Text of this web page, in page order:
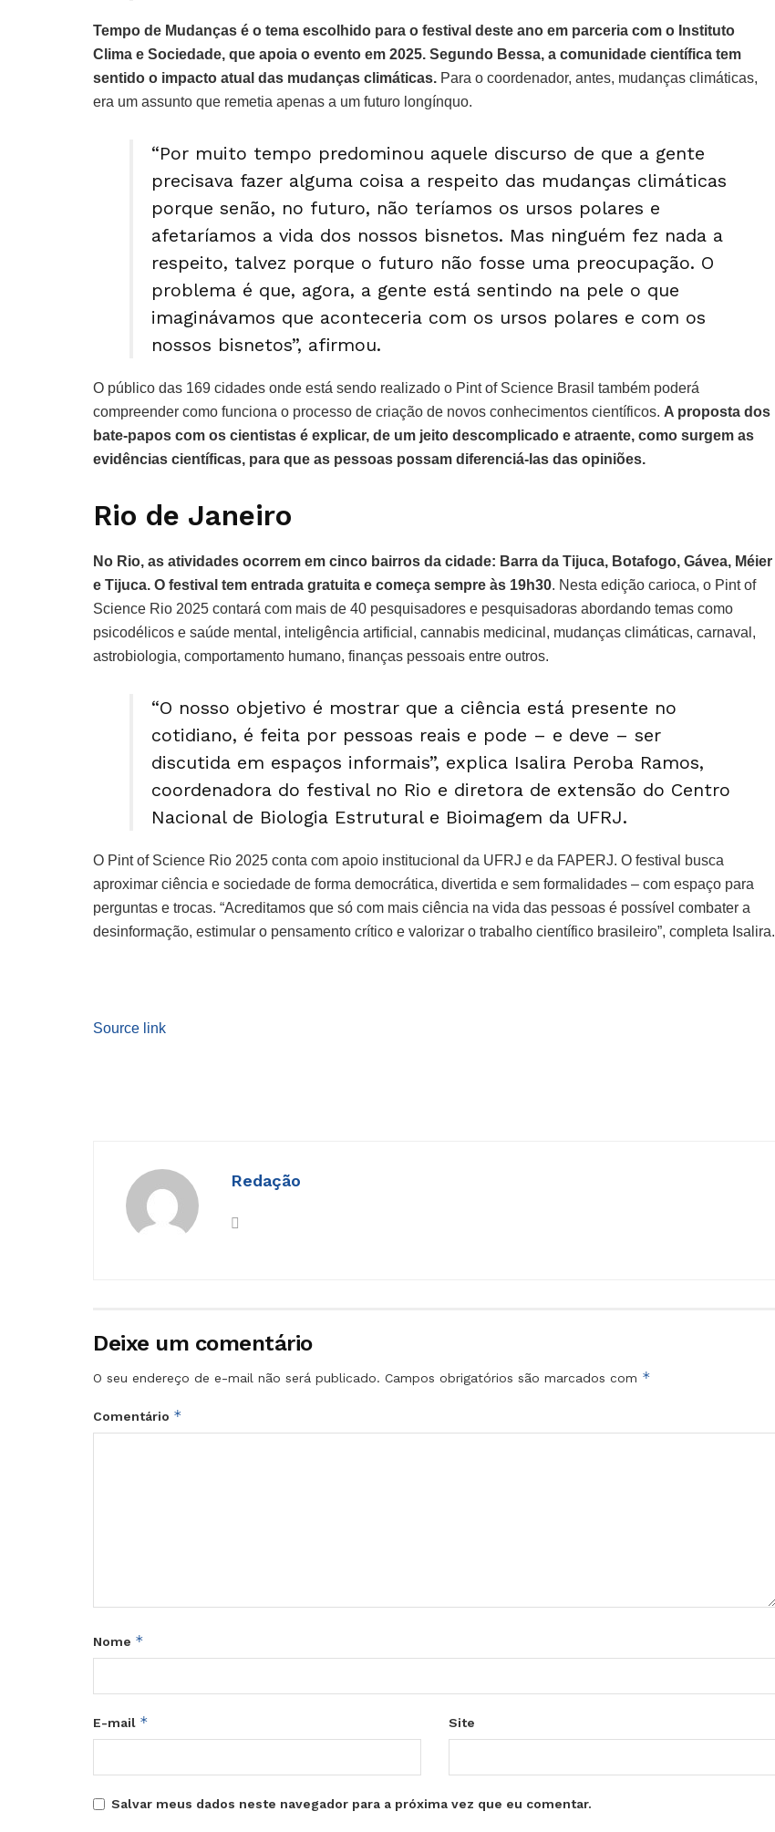
Tempo de Mudanças é o tema escolhido para o festival deste ano em parceria com o Instituto
Clima e Sociedade, que apoia o evento em 2025. Segundo Bessa, a comunidade científica tem
sentido o impacto atual das mudanças climáticas. Para o coordenador, antes, mudanças climáticas,
era um assunto que remetia apenas a um futuro longínquo.
“Por muito tempo predominou aquele discurso de que a gente
precisava fazer alguma coisa a respeito das mudanças climáticas
porque senão, no futuro, não teríamos os ursos polares e
afetaríamos a vida dos nossos bisnetos. Mas ninguém fez nada a
respeito, talvez porque o futuro não fosse uma preocupação. O
problema é que, agora, a gente está sentindo na pele o que
imaginávamos que aconteceria com os ursos polares e com os
nossos bisnetos”, afirmou.
O público das 169 cidades onde está sendo realizado o Pint of Science Brasil também poderá
compreender como funciona o processo de criação de novos conhecimentos científicos. A proposta dos
bate-papos com os cientistas é explicar, de um jeito descomplicado e atraente, como surgem as
evidências científicas, para que as pessoas possam diferenciá-las das opiniões.
Rio de Janeiro
No Rio, as atividades ocorrem em cinco bairros da cidade: Barra da Tijuca, Botafogo, Gávea, Méier
e Tijuca. O festival tem entrada gratuita e começa sempre às 19h30. Nesta edição carioca, o Pint of
Science Rio 2025 contará com mais de 40 pesquisadores e pesquisadoras abordando temas como
psicodélicos e saúde mental, inteligência artificial, cannabis medicinal, mudanças climáticas, carnaval,
astrobiologia, comportamento humano, finanças pessoais entre outros.
“O nosso objetivo é mostrar que a ciência está presente no
cotidiano, é feita por pessoas reais e pode – e deve – ser
discutida em espaços informais”, explica Isalira Peroba Ramos,
coordenadora do festival no Rio e diretora de extensão do Centro
Nacional de Biologia Estrutural e Bioimagem da UFRJ.
O Pint of Science Rio 2025 conta com apoio institucional da UFRJ e da FAPERJ. O festival busca
aproximar ciência e sociedade de forma democrática, divertida e sem formalidades – com espaço para
perguntas e trocas. “Acreditamos que só com mais ciência na vida das pessoas é possível combater a
desinformação, estimular o pensamento crítico e valorizar o trabalho científico brasileiro”, completa Isalira.
Source link
Redação
Deixe um comentário
O seu endereço de e-mail não será publicado. Campos obrigatórios são marcados com *
Comentário *
Nome *
E-mail * Site
Salvar meus dados neste navegador para a próxima vez que eu comentar.